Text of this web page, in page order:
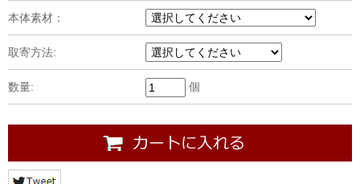
本体素材：
取寄方法:
数量: 個